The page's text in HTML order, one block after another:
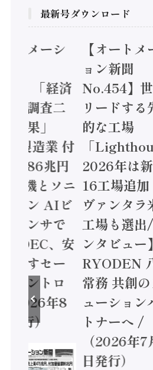
最新号ダウンロード
トメーシ
】「経済
態調査二
結果」
年製造業 付
額86兆円
電機とソニ
コン AIビ
センサで
/ IDEC、安
かすセー
コントロ
2026年8
発行）
【オートメ
ョン新聞
No.454】
リードする
的な工場
「
2026年は
16工場追
ヴァンタラ
工場も選出
ンタビュー】
RYODEN
常務 共創の
ューション
トナーへ /
（2026年
日発行）